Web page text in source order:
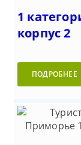
1
корпус 2
ПОДРОБНЕЕ